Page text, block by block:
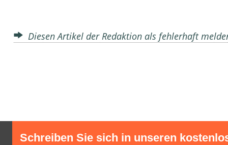
Diesen Artikel der Redaktion als fehlerhaft
Schreiben Sie sich in unseren